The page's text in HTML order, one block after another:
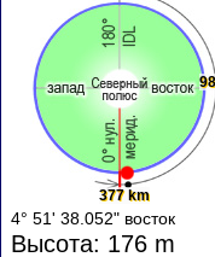
377 km
4° 51' 38.052" восток
Высота: 176 m